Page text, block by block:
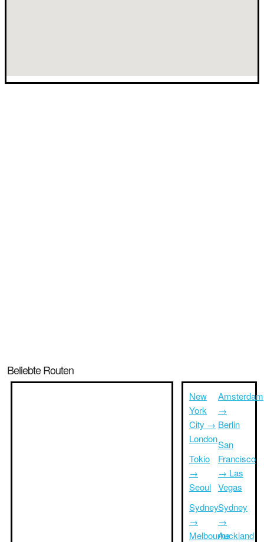
Beliebte Routen
New
York
City →
London
Tokio
→
Seoul
Sydney
→
Melbourne
Amsterdam
→
Berlin
San
Francisco
→ Las
Vegas
Sydney
→
Auckland